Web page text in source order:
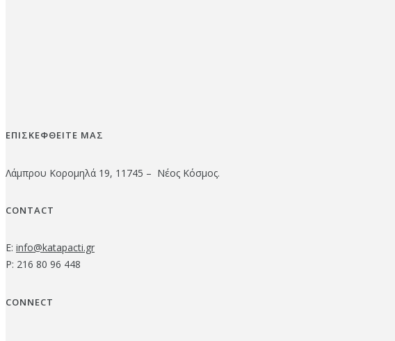
ΕΠΙΣΚΕΦΘΕΙΤΕ ΜΑΣ
Λάμπρου Κορομηλά 19, 11745 – Νέος Κόσμος.
CONTACT
E: info@katapacti.gr
P: 216 80 96 448
CONNECT